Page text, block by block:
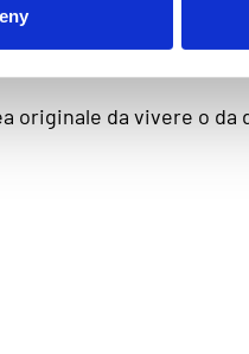
UNO
da vivere o da